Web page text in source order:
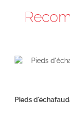
Pieds